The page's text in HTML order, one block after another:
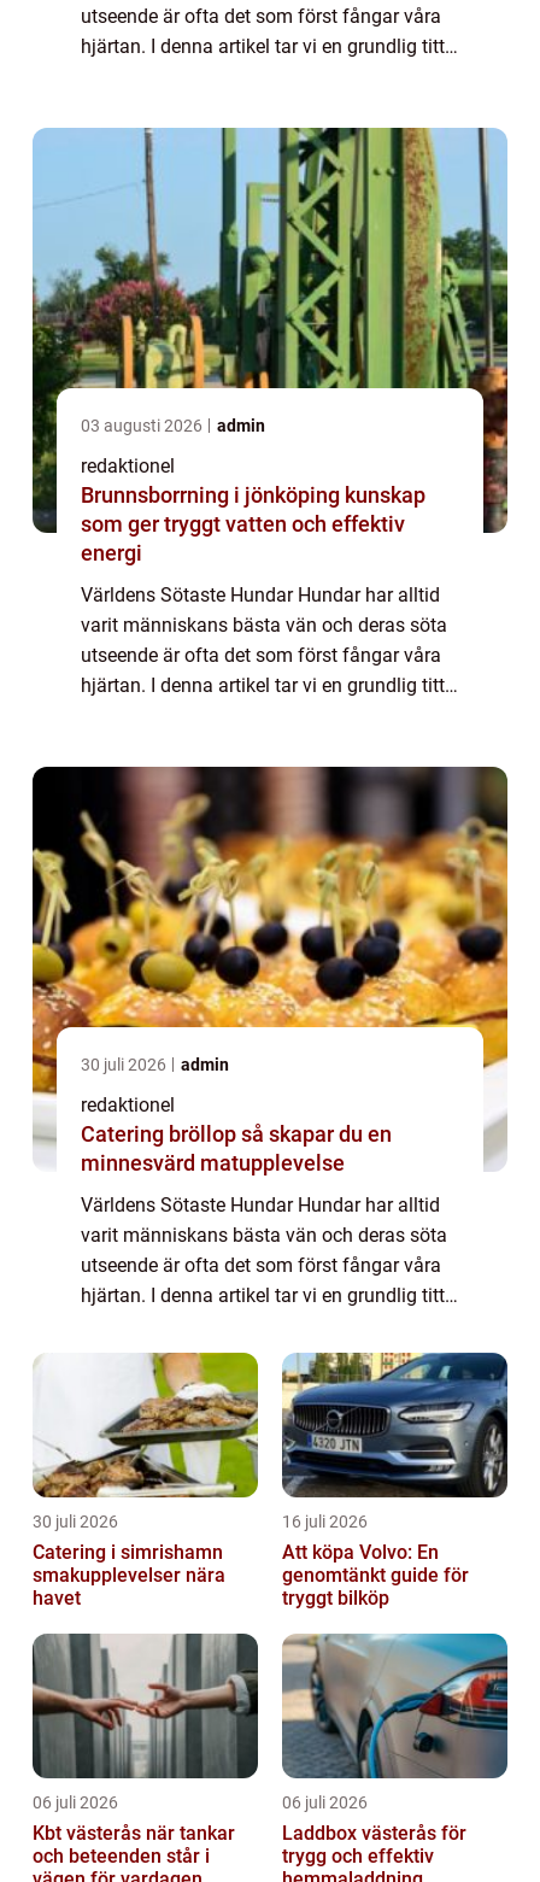
utseende är ofta det som först fångar våra
hjärtan. I denna artikel tar vi en grundlig titt
03 augusti 2026 admin
redaktionel
Brunnsborrning i jönköping kunskap
som ger tryggt vatten och effektiv
energi
Världens Sötaste Hundar Hundar har alltid
varit människans bästa vän och deras söta
utseende är ofta det som först fångar våra
hjärtan. I denna artikel tar vi en grundlig titt
30 juli 2026 admin
redaktionel
Catering bröllop så skapar du en
minnesvärd matupplevelse
Världens Sötaste Hundar Hundar har alltid
varit människans bästa vän och deras söta
utseende är ofta det som först fångar våra
hjärtan. I denna artikel tar vi en grundlig titt
olika typer, undersöker deras popu...
30 juli 2026
Catering i simrishamn
smakupplevelser nära
havet
16 juli 2026
Att köpa Volvo: En
genomtänkt guide för
tryggt bilköp
06 juli 2026
Kbt västerås när tankar
och beteenden står i
06 juli 2026
Laddbox västerås för
trygg och effektiv